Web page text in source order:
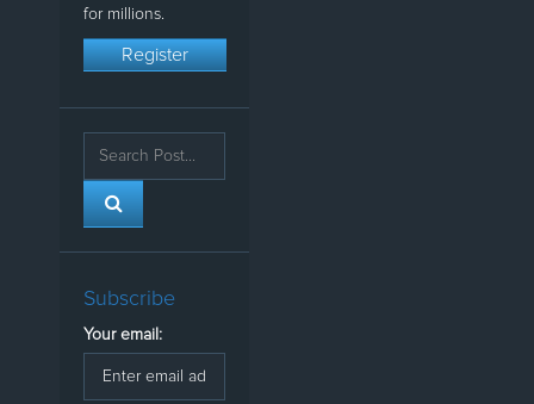
for millions.
Register
Subscribe
Your email: